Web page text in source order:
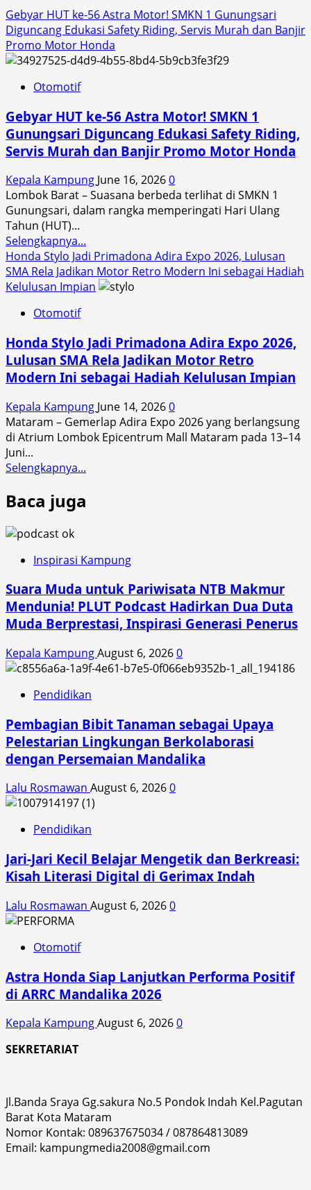
Gebyar HUT ke-56 Astra Motor! SMKN 1 Gunungsari
Diguncang Edukasi Safety Riding, Servis Murah dan Banjir
Promo Motor Honda
Otomotif
Gebyar HUT ke-56 Astra Motor! SMKN 1
Gunungsari Diguncang Edukasi Safety Riding,
Servis Murah dan Banjir Promo Motor Honda
Kepala Kampung June 16, 20260
Lombok Barat – Suasana berbeda terlihat di SMKN 1
Gunungsari, dalam rangka memperingati Hari Ulang
Tahun (HUT)...
Selengkapnya...
more
about
Gebyar
Astra
Motor!
SMKN
Gunungsari
Diguncang
Edukasi
Riding,
Motor
Honda Stylo Jadi Primadona Adira Expo 2026, Lulusan
SMA Rela Jadikan Motor Retro Modern Ini sebagai Hadiah
Kelulusan Impian
Otomotif
Honda Stylo Jadi Primadona Adira Expo 2026,
Lulusan SMA Rela Jadikan Motor Retro
Modern Ini sebagai Hadiah Kelulusan Impian
Kepala Kampung June 14, 20260
Mataram – Gemerlap Adira Expo 2026 yang berlangsung
di Atrium Lombok Epicentrum Mall Mataram pada 13–14
Juni...
Selengkapnya...
Primadona
Expo
2026,
Lulusan
SMA
Rela
Jadikan
Retro
Ini
sebagai
Hadiah
Impian
Baca juga
Inspirasi Kampung
Suara Muda untuk Pariwisata NTB Makmur
Mendunia! PLUT Podcast Hadirkan Dua Duta
Muda Berprestasi, Inspirasi Generasi Penerus
Kepala KampungAugust 6, 20260
Pendidikan
Pembagian Bibit Tanaman sebagai Upaya
Pelestarian Lingkungan Berkolaborasi
dengan Persemaian Mandalika
Lalu Rosmawan August 6, 20260
Pendidikan
Jari-Jari Kecil Belajar Mengetik dan Berkreasi:
Kisah Literasi Digital di Gerimax Indah
Lalu Rosmawan August 6, 20260
Otomotif
Astra Honda Siap Lanjutkan Performa Positif
di ARRC Mandalika 2026
Kepala KampungAugust 6, 20260
SEKRETARIAT
Jl.Banda Sraya Gg.sakura No.5 Pondok Indah Kel.Pagutan
Barat Kota Mataram
Nomor Kontak: 089637675034 / 087864813089
Email: kampungmedia2008@gmail.com